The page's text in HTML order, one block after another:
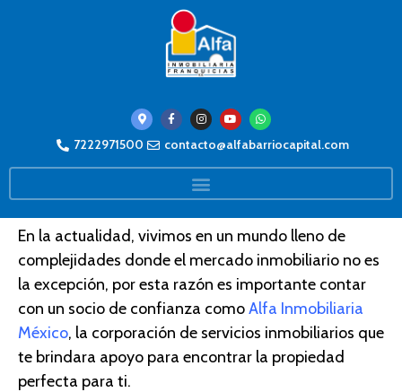
7222971500 contacto@alfabarriocapital.com
Superando los límites de una
agencia inmobiliaria tradicional
con Alfa México
En la actualidad, vivimos en un mundo lleno de
complejidades donde el mercado inmobiliario no es
la excepción, por esta razón es importante contar
con un socio de confianza comoAlfa Inmobiliaria
México, la corporación de servicios inmobiliarios que
te brindara apoyo para encontrar la propiedad
perfecta para ti.